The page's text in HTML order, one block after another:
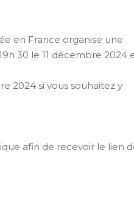
en France organise une
30 le 11 décembre 2024
2024 si vous souhaitez y
afin de recevoir le lien